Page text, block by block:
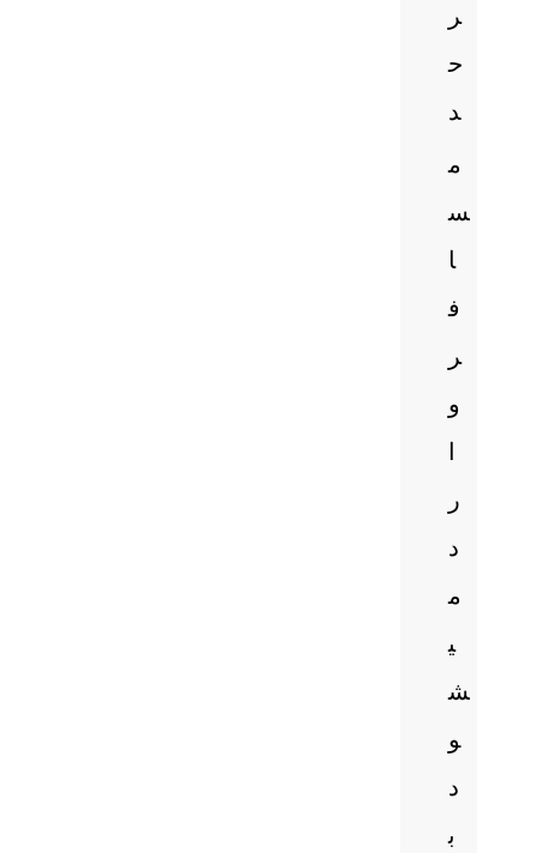
ر
ح
د
م
س
ا
ف
ر
و
ا
ر
د
م
ی
ش
و
د
ب